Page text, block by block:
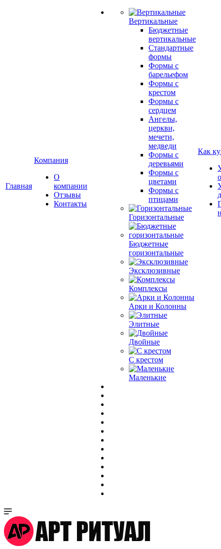
Главная
Компания
О
компании
Отзывы
Контакты
Вертикальные
Бюджетные
вертикальные
Стандартные
формы
Формы с
барельефом
Формы с
крестом
Формы с
сердцем
Ангелы,
церкви,
мечети,
медведи
Формы с
деревьями
Формы с
цветами
Формы с
птицами
Горизонтальные
Бюджетные
горизонтальные
Эксклюзивные
Комплексы
Арки и Колонны
Элитные
Двойные
С крестом
Маленькие
Как